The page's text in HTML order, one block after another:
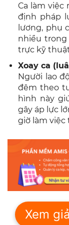
Ca làm
định pháp
lương, phụ
nhiều trong
trực kỹ
Xoay ca
Người lao
đêm theo
hình này
gây áp lực
giờ làm việc
Xem